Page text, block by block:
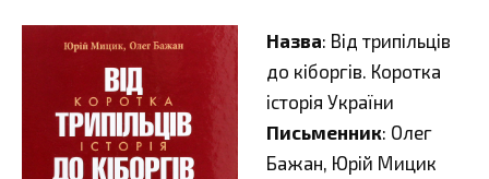
Назва: Від трипільців
до кіборгів. Коротка
історія України
Письменник: Олег
Бажан, Юрій Мицик